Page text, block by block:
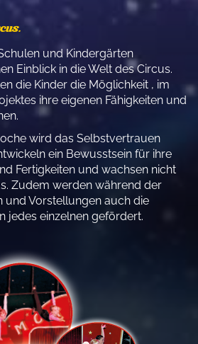
und Kindergärten
Einblick in die Welt des Circus.
die Kinder die Möglichkeit , im
ihre eigenen Fähigkeiten und
wird das Selbstvertrauen
ein Bewusstsein für ihre
Fertigkeiten und wachsen nicht
Zudem werden während der
und Vorstellungen auch die
jedes einzelnen gefördert.